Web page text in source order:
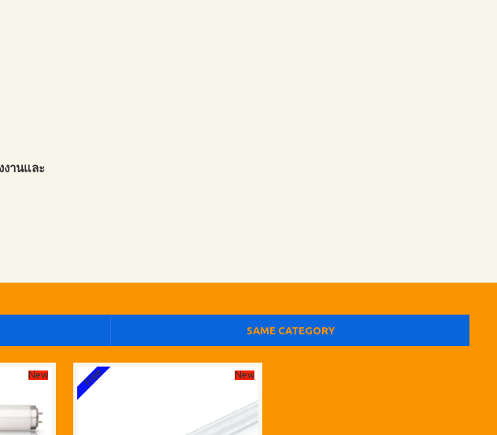
านและ
SAME CATEGORY
New New
Free